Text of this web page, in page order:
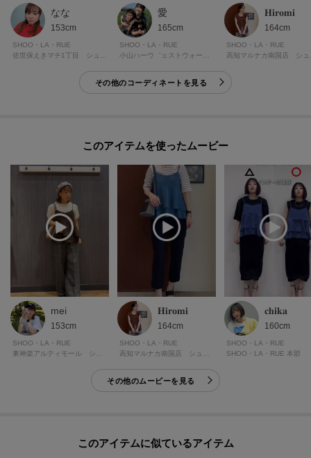
なな
153cm
SHOO・LA・RUE
愛
165cm
SHOO・LA・RUE
小山ハーウ゛ェストウォーク シューラルー
𝐇𝐢𝐫𝐨𝐦𝐢
164cm
SHOO・LA・RUE
高
その他のコーディネートを見る
このアイテムを使ったムービー
mei
153cm
SHOO・LA・RUE
東神楽アルティモール シューラルー
𝐇𝐢𝐫𝐨𝐦𝐢
164cm
SHOO・LA・RUE
高知マルナカ南国店 シューラルー
𝐜𝐡𝐢𝐤𝐚
160cm
SHOO・LA・RUE
SHOO・LA・RUE 本部
その他のムービーを見る
このアイテムに似ているアイテム